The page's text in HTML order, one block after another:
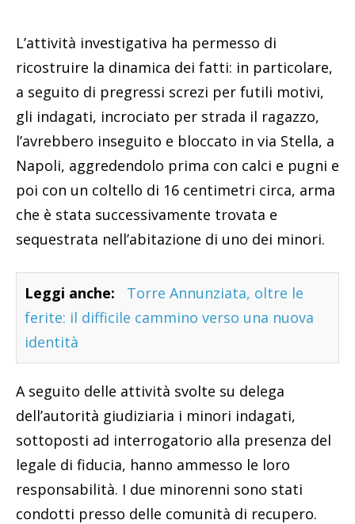
L’attività investigativa ha permesso di
ricostruire la dinamica dei fatti: in particolare,
a seguito di pregressi screzi per futili motivi,
gli indagati, incrociato per strada il ragazzo,
l’avrebbero inseguito e bloccato in via Stella, a
Napoli, aggredendolo prima con calci e pugni e
poi con un coltello di 16 centimetri circa, arma
che è stata successivamente trovata e
sequestrata nell’abitazione di uno dei minori.
Leggi anche:
Torre Annunziata, oltre le
ferite: il difficile cammino verso una nuova
identità
A seguito delle attività svolte su delega
dell’autorità giudiziaria i minori indagati,
sottoposti ad interrogatorio alla presenza del
legale di fiducia, hanno ammesso le loro
responsabilità. I due minorenni sono stati
condotti presso delle comunità di recupero.